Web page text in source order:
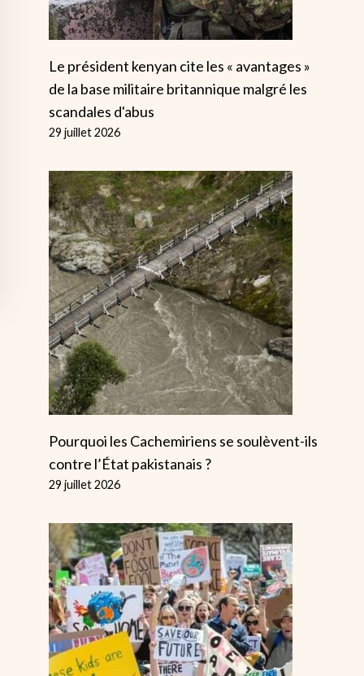
Grands
De Grève Le
Premier
Le président kenyan cite les « avantages »
de la base militaire britannique malgré les
scandales d'abus
29 juillet 2026
Pourquoi les Cachemiriens se soulèvent-ils
contre l’État pakistanais ?
29 juillet 2026